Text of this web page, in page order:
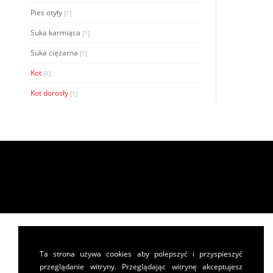
Pies otyły [1]
Suka karmiąca [1]
Suka ciężarna [1]
Kot [1]
Kot dorosły [1]
Ta strona używa cookies aby polepszyć i przyspieszyć
przeglądanie witryny. Przeglądając witrynę akceptujesz